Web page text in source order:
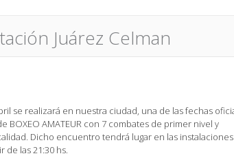
Juárez Celman
se realizará en nuestra ciudad, una de las fechas
BOXEO AMATEUR con 7 combates de primer nivel y
Dicho encuentro tendrá lugar en las
de las 21:30 hs.